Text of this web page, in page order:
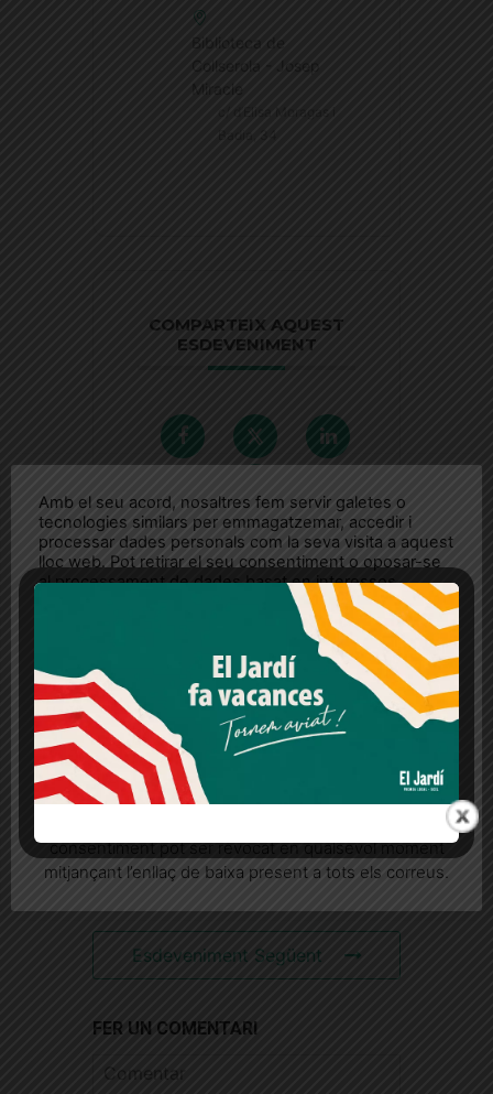
Biblioteca de
Collserola - Josep
Miracle
COMPARTEIX AQUEST
ESDEVENIMENT
ESDEVENIMENTS
RELACIONATS
Esdeveniment Anterior
Esdeveniment Següent
FER UN COMENTARI
Amb el seu acord, nosaltres fem servir galetes o
tecnologies similars per emmagatzemar, accedir i
processar dades personals com la seva visita a aquest
lloc web. Pot retirar el seu consentiment o oposar-se
al processament de dades basat en interessos
legítims en qualsevol moment fent clic a "Ajustos de
cookies" o a la nostra Política de privacitat en aquest
lloc web. Si cliques "acceptar" dones el teu
Més informació Acceptar Rebutjar tot
Quan l’usuari crea un compte al Diari el Jardí, dona el
seu consentiment explícit per rebre comunicacions
consentiment pot ser revocat en qualsevol moment
mitjançant l’enllaç de baixa present a tots els correus.